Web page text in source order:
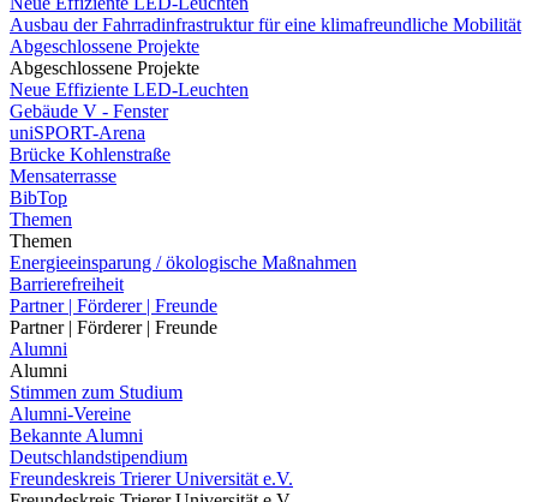
Ausbau der Fahrradinfrastruktur für eine klimafreundliche Mobilität
Abgeschlossene Projekte
Abgeschlossene Projekte
Neue Effiziente LED-Leuchten
Gebäude V - Fenster
uniSPORT-Arena
Brücke Kohlenstraße
Mensaterrasse
BibTop
Themen
Themen
Energieeinsparung / ökologische Maßnahmen
Barrierefreiheit
Partner | Förderer | Freunde
Partner | Förderer | Freunde
Alumni
Alumni
Stimmen zum Studium
Alumni-Vereine
Bekannte Alumni
Deutschlandstipendium
Freundeskreis Trierer Universität e.V.